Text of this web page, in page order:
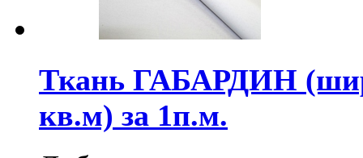
Ткань ГАБАРДИН
кв.м) за 1п.м.